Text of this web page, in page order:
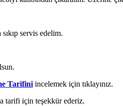
servis edelim.
Tarifini incelemek için tıklayınız.
tarifi için teşekkür ederiz.